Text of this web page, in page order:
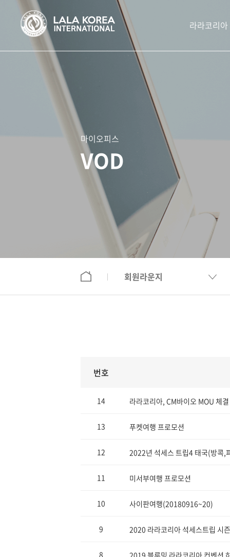
라라코리아
마이오피스
VOD
회원라운지
번호
14 라라코리아, CM바이오 MOU 체결
13 푸켓여행 프로모션
12 2022년 석세스 트립4 태국(방콕,
11 미서부여행 프로모션
10 사이판여행(20180916~20)
9 2020 라라코리아 석세스트립 시
8